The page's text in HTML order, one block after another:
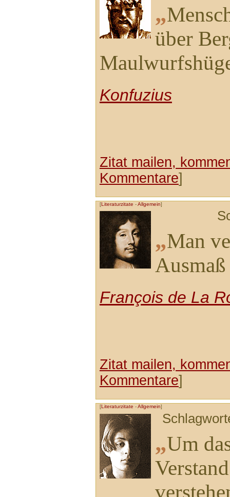
„
über
Konfuzius
Zitat mailen,
Kommentare]
[Literaturzitate -Allgemein]
„Man
François de La
Zitat mailen,
Kommentare]
[Literaturzitate -Allgemein]
„Um